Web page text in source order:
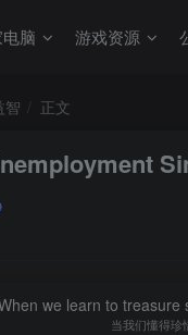
脑 游戏资源
智 正文
we learn to treasure
当我们懂得珍